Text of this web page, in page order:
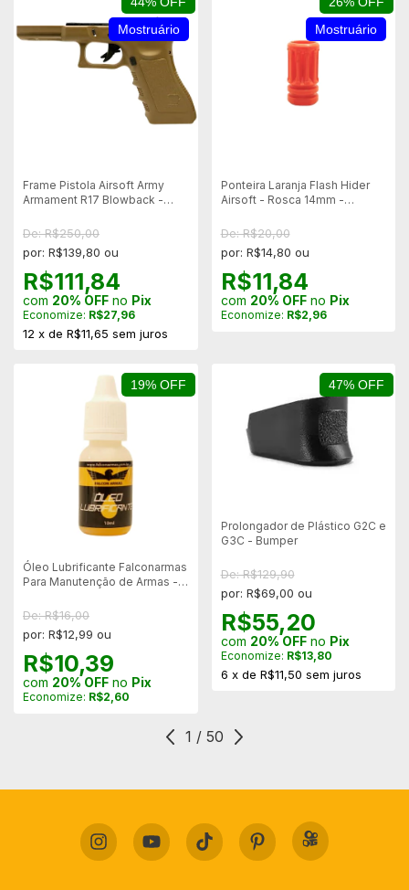
Mostruário
Frame Pistola Airsoft Army
Armament R17 Blowback -
De: R$250,00
por: R$139,80 ou
R$111,84
com 20% OFF no Pix
Economize: R$27,96
12 x de R$11,65 sem juros
Mostruário
Ponteira Laranja Flash Hider
Airsoft - Rosca 14mm -
De: R$20,00
por: R$14,80 ou
R$11,84
com 20% OFFno Pix
Economize: R$2,96
19% OFF
Óleo Lubrificante Falconarmas
Para Manutenção de Armas -
De: R$16,00
por: R$12,99 ou
R$10,39
com 20% OFF no Pix
Economize: R$2,60
47% OFF
Prolongador de Plástico G2C e
G3C - Bumper
De: R$129,90
por: R$69,00 ou
R$55,20
com 20% OFFno Pix
Economize: R$13,80
6 x de R$11,50 sem juros
1 / 50